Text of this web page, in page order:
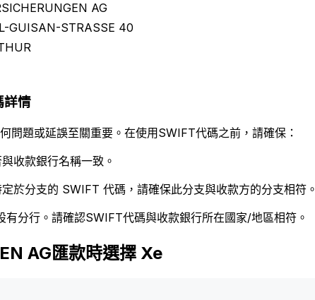
AG
GUISAN-STRASSE 40
詳情
問題或延誤至關重要。在使用SWIFT代碼之前，請確保：
收款銀行名稱一致。
於分支的 SWIFT 代碼，請確保此分支與收款方的分支相符。
有分行。請確認SWIFT代碼與收款銀行所在國家/地區相符。
AG匯款時選擇 Xe